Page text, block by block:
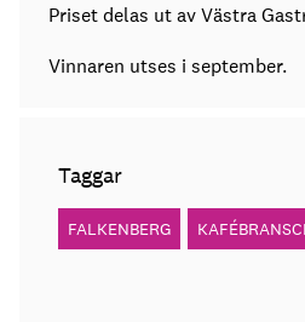
Priset delas ut av Västra
Vinnaren utses i september.
Taggar
FALKENBERG